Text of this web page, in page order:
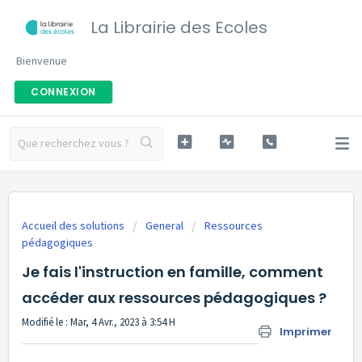
La Librairie des Ecoles
Bienvenue
CONNEXION
Accueil des solutions General
Ressources
pédagogiques
Je fais l'instruction en famille, comment
accéder aux ressources pédagogiques ?
Imprimer
Modifié le : Mar, 4 Avr., 2023 à 3:54 H